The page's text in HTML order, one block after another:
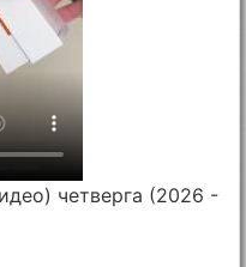
четверга (2026 -